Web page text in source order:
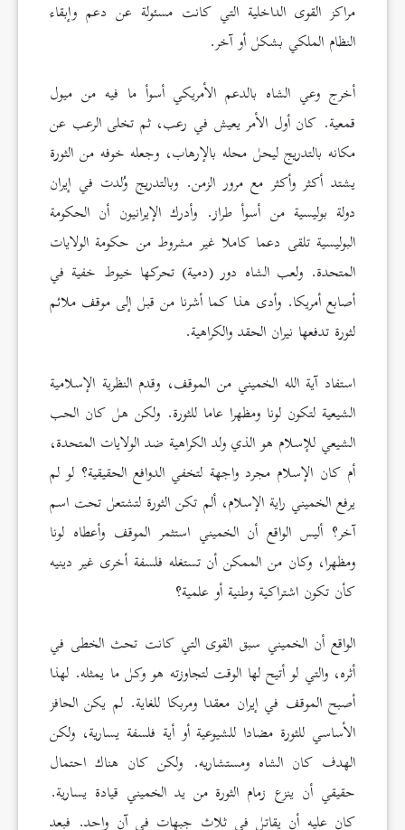
مراكز القوى الداخلية التي كانت مسئولة عن دعم وإبقاء
النظام الملكي بشكل أو آخر.
أخرج وعي الشاه بالدعم الأمريكي أسوأ ما فيه من ميول
قمعية. كان أول الأمر يعيش في رعب، ثم تخلى الرعب عن
مكانه بالتدريج ليحل محله بالإرهاب، وجعله خوفه من الثورة
يشتد أكثر وأكثر مع مرور الزمن. وبالتدريج وُلدت في إيران
دولة بوليسية من أسوأ طراز. وأدرك الإيرانيون أن الحكومة
البوليسية تلقى دعما كاملا غير مشروط من حكومة الولايات
المتحدة. ولعب الشاه دور (دمية) تحركها خيوط خفية في
أصابع أمريكا. وأدى هذا كما أشرنا من قبل إلى موقف ملائم
لثورة تدفعها نيران الحقد والكراهية.
استفاد آية الله الخميني من الموقف، وقدم النظرية الإسلامية
الشيعية لتكون لونا ومظهرا عاما للثورة. ولكن هل كان الحب
الشيعي للإسلام هو الذي ولد الكراهية ضد الولايات المتحدة،
أم كان الإسلام مجرد واجهة لتخفي الدوافع الحقيقية؟ لو لم
يرفع الخميني راية الإسلام، ألم تكن الثورة لتشتعل تحت اسم
آخر؟ أليس الواقع أن الخميني استثمر الموقف وأعطاه لونا
ومظهرا، وكان من الممكن أن تستغله فلسفة أخرى غير دينيه
كأن تكون اشتراكية وطنية أو علمية؟
الواقع أن الخميني سبق القوى التي كانت تحث الخطى في
أثره، والتي لو أتيح لها الوقت لتجاوزته هو وكل ما يمثله. لهذا
أصبح الموقف في إيران معقدا ومربكا للغاية. لم يكن الحافز
الأساسي للثورة مضادا للشيوعية أو أية فلسفة يسارية، ولكن
الهدف كان الشاه ومستشاريه. ولكن كان هناك احتمال
حقيقي أن ينزع زمام الثورة من يد الخميني قيادة يسارية.
كان عليه أن يقاتل في ثلاث جبهات في آن واحد. فبعد